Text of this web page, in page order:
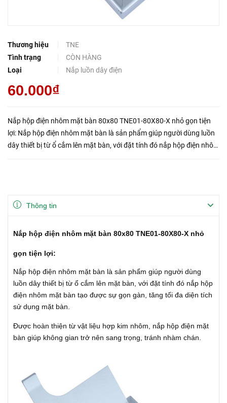
Thương hiệu
TNE
Tình trạng
CÒN HÀNG
Loại
Nắp luồn dây điện
60.000₫
Nắp hộp điện nhôm mặt bàn 80x80 TNE01-80X80-X nhỏ gọn tiện
lợi: Nắp hộp điện nhôm mặt bàn là sản phẩm giúp người dùng luồn
dây thiết bị từ ổ cắm lên mặt bàn, với đặt tính đó nắp hộp điện nhôm
Thông tin
Nắp hộp điện nhôm mặt bàn 80x80 TNE01-80X80-X nhỏ
gọn tiện lợi:
Nắp hộp điện nhôm mặt bàn là sản phẩm giúp người dùng
luồn dây thiết bị từ ổ cắm lên mặt bàn, với đặt tính đó nắp hộp
điện nhôm mặt bàn tạo được sự gọn gàn, tăng tối đa diện tích
sử dụng mặt bàn.
Được hoàn thiện từ vật liệu hợp kim nhôm, nắp hộp điện mặt
bàn giúp không gian trở nên sang trọng, tránh nhàm chán.